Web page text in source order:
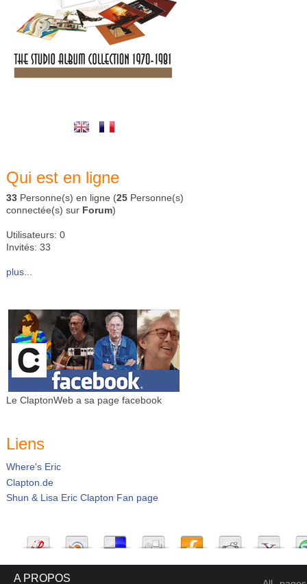
Qui est en ligne
33 Personne(s) en ligne (25 Personne(s)
connectée(s) sur Forum)
Utilisateurs: 0
Invités: 33
plus...
Le ClaptonWeb a sa page facebook
Liens
Where's Eric
Clapton.de
Shun & Lisa Eric Clapton Fan page
A PROPOS